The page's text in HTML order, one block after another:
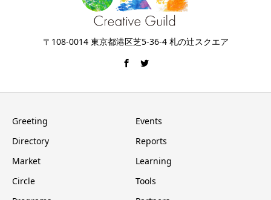
〒108-0014 東京都港区芝5-36-4 札の辻スクエア
Greeting
Events
Directory
Reports
Market
Learning
Circle
Tools